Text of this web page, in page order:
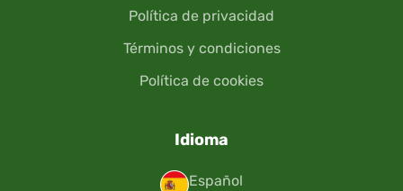
Política de privacidad
Términos y condiciones
Política de cookies
Idioma
Español